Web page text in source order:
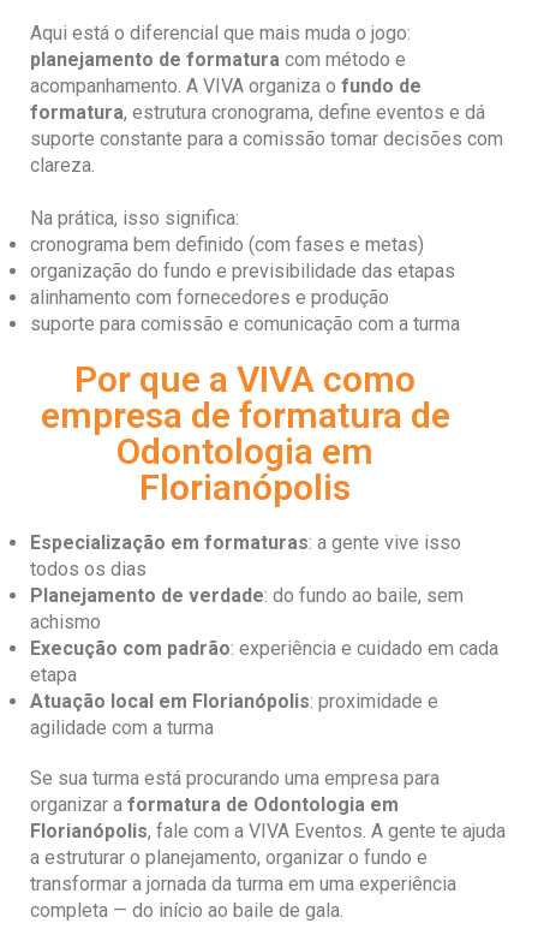
Aqui está o diferencial que mais muda o jogo:
planejamento de formatura com método e
acompanhamento. A VIVA organiza o fundo de
formatura, estrutura cronograma, define eventos e dá
suporte constante para a comissão tomar decisões com
clareza.
Na prática, isso significa:
cronograma bem definido (com fases e metas)
organização do fundo e previsibilidade das etapas
alinhamento com fornecedores e produção
suporte para comissão e comunicação com a turma
Por que a VIVA como
empresa de formatura de
Odontologia em
Florianópolis
Especialização em formaturas: a gente vive isso
todos os dias
Planejamento de verdade: do fundo ao baile, sem
achismo
Execução com padrão: experiência e cuidado em cada
etapa
Atuação local em Florianópolis: proximidade e
agilidade com a turma
Se sua turma está procurando uma empresa para
organizar a formatura de Odontologia em
Florianópolis, fale com a VIVA Eventos. A gente te ajuda
a estruturar o planejamento, organizar o fundo e
transformar a jornada da turma em uma experiência
completa — do início ao baile de gala.